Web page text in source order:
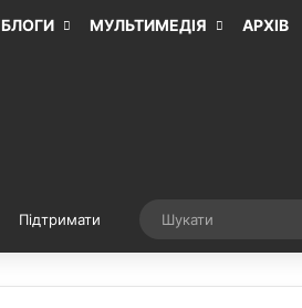
БЛОГИ МУЛЬТИМЕДІЯ АРХІВ
Підтримати Випадкова стаття